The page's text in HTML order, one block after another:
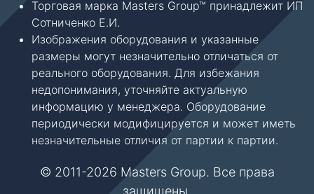
Торговая марка Masters Group™ принадлежит ИП
Сотниченко Е.И.
Изображения оборудования и указанные
размеры могут незначительно отличаться от
реального оборудования. Для избежания
недопонимания, уточняйте актуальную
информацию у менеджера. Оборудование
периодически модифицируется и может иметь
незначительные отличия от партии к партии.
© 2011-2026 Masters Group. Все права
защищены.